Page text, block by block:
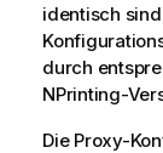
identisch
durch
NPrinting-
Die Proxy-